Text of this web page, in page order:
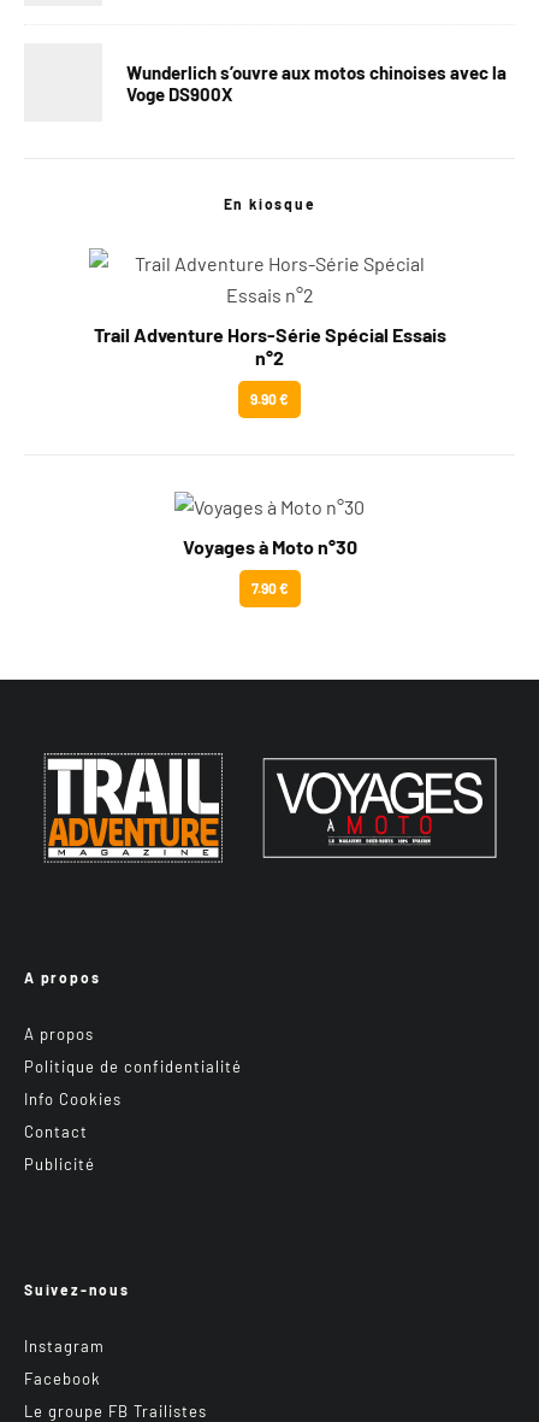
Wunderlich s’ouvre aux motos chinoises avec la
Voge DS900X
En kiosque
Trail Adventure Hors-Série Spécial Essais
n°2
9.90 €
Voyages à Moto n°30
7.90 €
A propos
A propos
Politique de confidentialité
Info Cookies
Contact
Publicité
Suivez-nous
Instagram
Facebook
Le groupe FB Trailistes